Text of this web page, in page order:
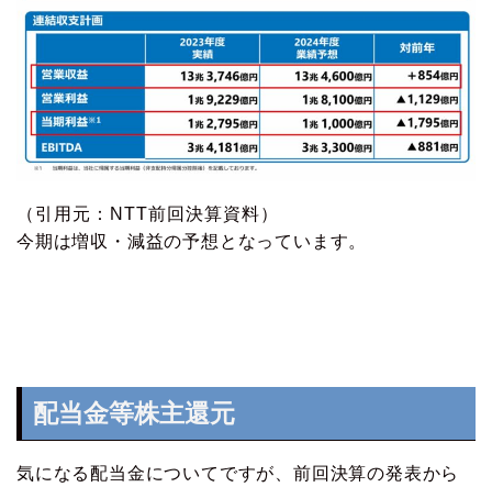
（引用元：NTT前回決算資料）
今期は増収・減益の予想となっています。
配当金等株主還元
気になる配当金についてですが、前回決算の発表から